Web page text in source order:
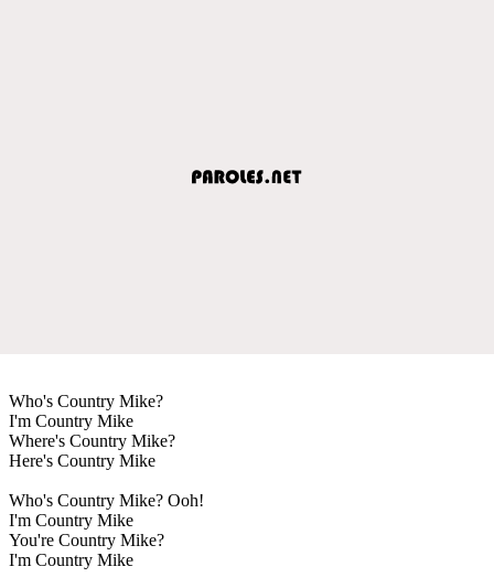
Who's Country Mike?
I'm Country Mike
Where's Country Mike?
Here's Country Mike
Who's Country Mike? Ooh!
I'm Country Mike
You're Country Mike?
I'm Country Mike